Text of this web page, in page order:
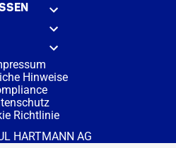
Hinweise
Richtlinie
HARTMANN AG